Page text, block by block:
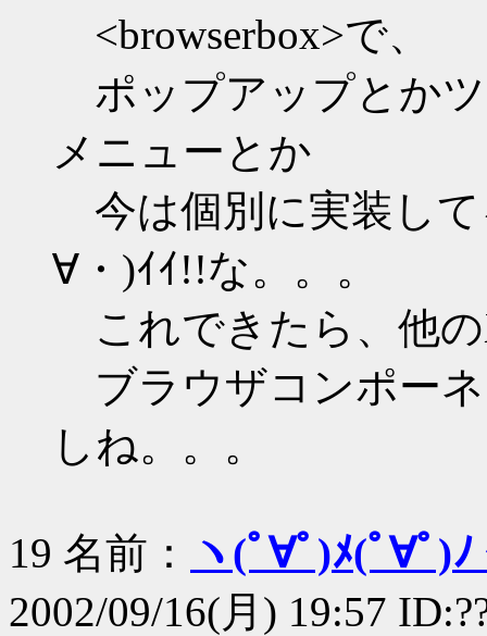
<browserbox>で、
ポップアップとか
メニューとか
今は個別に実装し
∀・)ｲｲ!!な。。。
これできたら、他
ブラウザコンポー
しね。。。
19 名前：
ヽ(ﾟ∀ﾟ)ﾒ(ﾟ∀ﾟ)
2002/09/16(月) 19:57